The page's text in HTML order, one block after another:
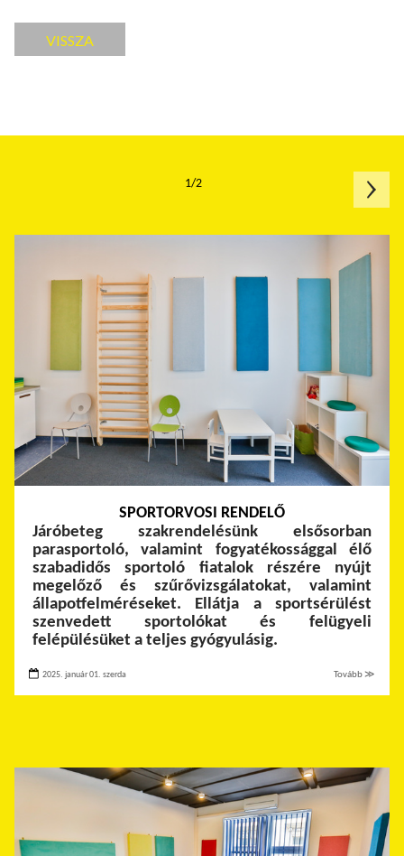
VISSZA
SPORTORVOSI RENDELŐ
Járóbeteg szakrendelésünk elsősorban
parasportoló, valamint fogyatékossággal élő
szabadidős sportoló fiatalok részére nyújt
megelőző és szűrővizsgálatokat, valamint
állapotfelméréseket. Ellátja a sportsérülést
szenvedett sportolókat és felügyeli
felépülésüket a teljes gyógyulásig.
2025. január 01. szerda Tovább ≫
1/2